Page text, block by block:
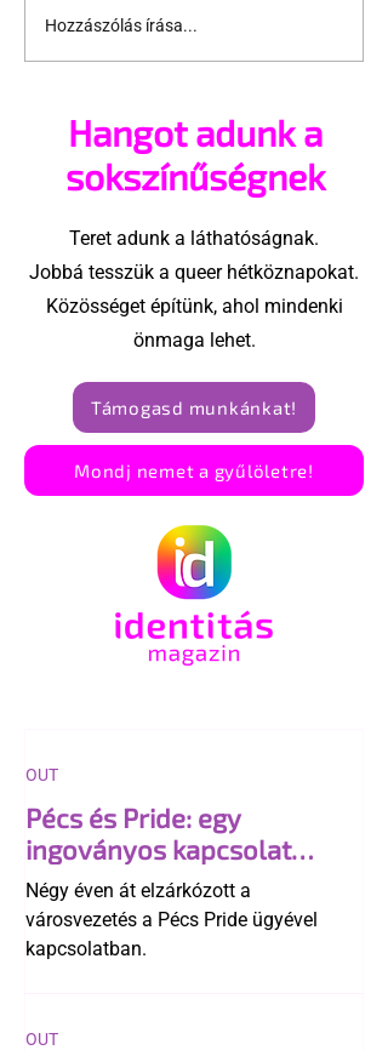
Ez kell egy középkorú
leszbikus hölgy
Hozzászólás írása...
Hangot adunk a
sokszínűségnek
Teret adunk a láthatóságnak.
Jobbá tesszük a queer hétköznapokat.
Közösséget építünk, ahol mindenki
önmaga lehet.
Támogasd munkánkat!
Mondj nemet a gyűlöletre!
Pécs és Pride: egy
ingoványos kapcsolat
története
Négy éven át elzárkózott a
városvezetés a Pécs Pride ügyével
kapcsolatban.
OUT
OUT